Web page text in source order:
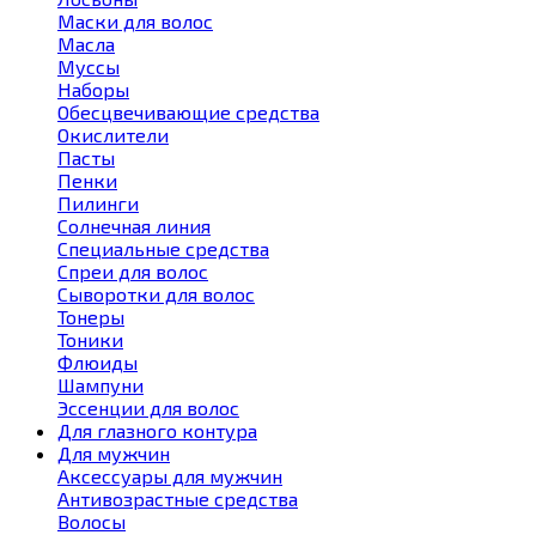
Маски для волос
Масла
Муссы
Наборы
Обесцвечивающие средства
Окислители
Пасты
Пенки
Пилинги
Солнечная линия
Специальные средства
Спреи для волос
Сыворотки для волос
Тонеры
Тоники
Флюиды
Шампуни
Эссенции для волос
Для глазного контура
Для мужчин
Аксессуары для мужчин
Антивозрастные средства
Волосы